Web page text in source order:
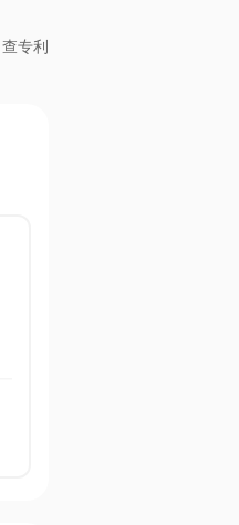
查专利